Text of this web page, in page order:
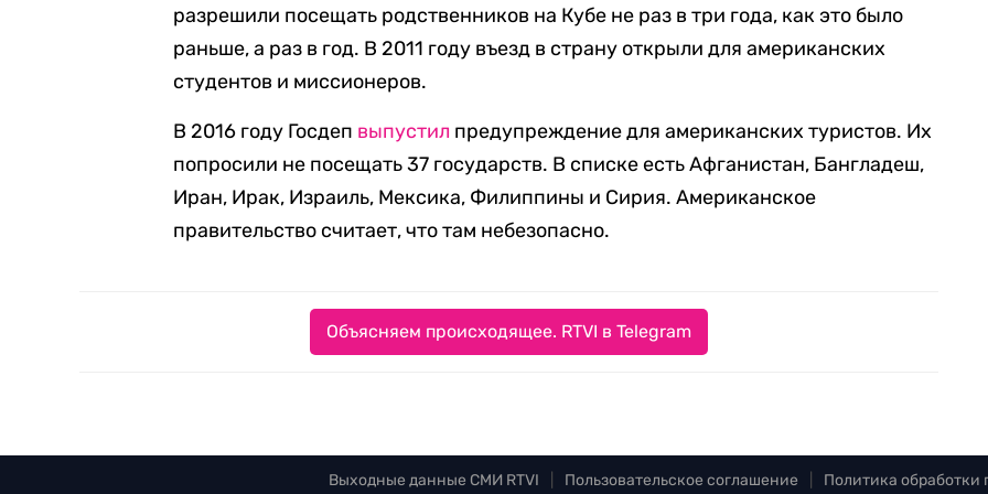
разрешили посещать родственников на Кубе не раз в три года, как это было
раньше, а раз в год. В 2011 году въезд в страну открыли для американских
студентов и миссионеров.
В 2016 году Госдеп выпустил предупреждение для американских туристов. Их
попросили не посещать 37 государств. В списке есть Афганистан, Бангладеш,
Иран, Ирак, Израиль, Мексика, Филиппины и Сирия. Американское
правительство считает, что там небезопасно.
Объясняем происходящее. RTVI в Telegram
Выходные данные СМИ RTVI Пользовательское соглашение Политика